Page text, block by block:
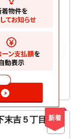
下末吉
2
入りに追加
新着
末吉５丁目